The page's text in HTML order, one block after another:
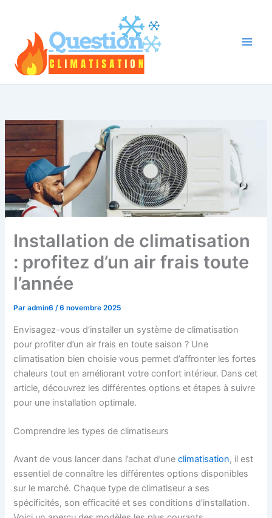
Installation de climatisation
: profitez d’un air frais toute
l’année
Paradmin6/6 novembre 2025
Envisagez-vous d’installer un système de climatisation
pour profiter d’un air frais en toute saison ? Une
climatisation bien choisie vous permet d’affronter les fortes
chaleurs tout en améliorant votre confort intérieur. Dans cet
article, découvrez les différentes options et étapes à suivre
pour une installation optimale.
Comprendre les types de climatiseurs
Avant de vous lancer dans l’achat d’uneclimatisation, il est
essentiel de connaître les différentes options disponibles
sur le marché. Chaque type de climatiseur a ses
spécificités, son efficacité et ses conditions d’installation.